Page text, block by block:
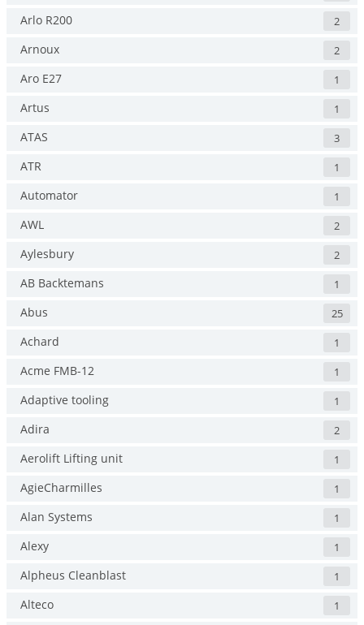
Arlo R200 2
Arnoux 2
Aro E27 1
Artus 1
ATAS 3
ATR 1
Automator 1
AWL 2
Aylesbury 2
AB Backtemans 1
Abus 25
Achard 1
Acme FMB-12 1
Adaptive tooling 1
Adira 2
Aerolift Lifting unit 1
AgieCharmilles 1
Alan Systems 1
Alexy 1
Alpheus Cleanblast 1
Alteco 1